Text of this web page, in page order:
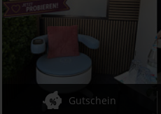
Gutschein